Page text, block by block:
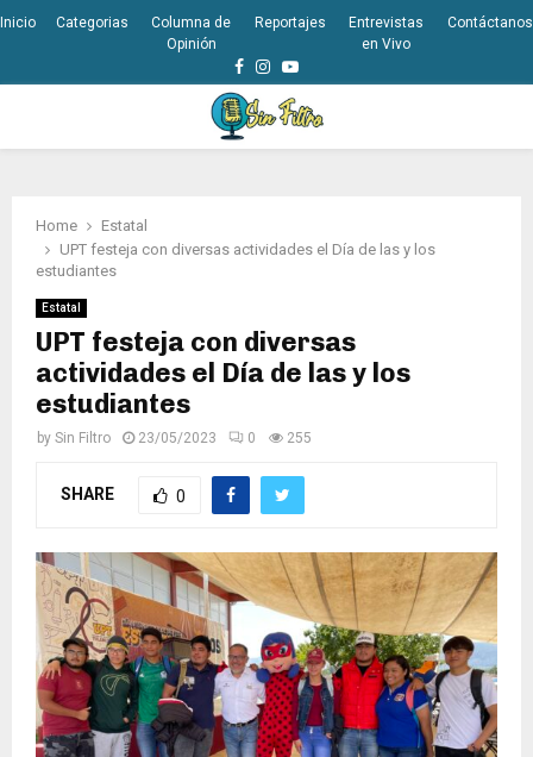
Inicio Categorias
Columna de
Opinión
Reportajes
Entrevistas
en Vivo
Contáctanos
Facebook
Instagram
Youtube
Home
Estatal
UPT festeja con diversas actividades el Día de las y los
estudiantes
Estatal
UPT festeja con diversas
actividades el Día de las y los
estudiantes
by Sin Filtro 23/05/2023 0 255
SHARE 0